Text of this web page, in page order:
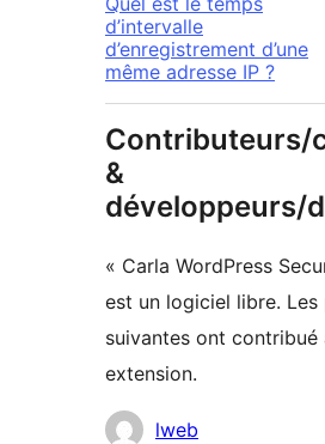
d’intervalle
d’enregistrement d’une
même adresse IP ?
Contributeurs/
&
développeurs/
« Carla WordPress
est un logiciel libre. Les
suivantes ont contribué
extension.
Contributeurs
lweb